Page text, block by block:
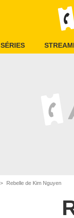
SÉRIES
Rebelle de Kim Nguyen